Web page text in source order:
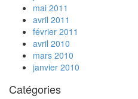
mai 2011
avril 2011
février 2011
avril 2010
mars 2010
janvier 2010
Catégories